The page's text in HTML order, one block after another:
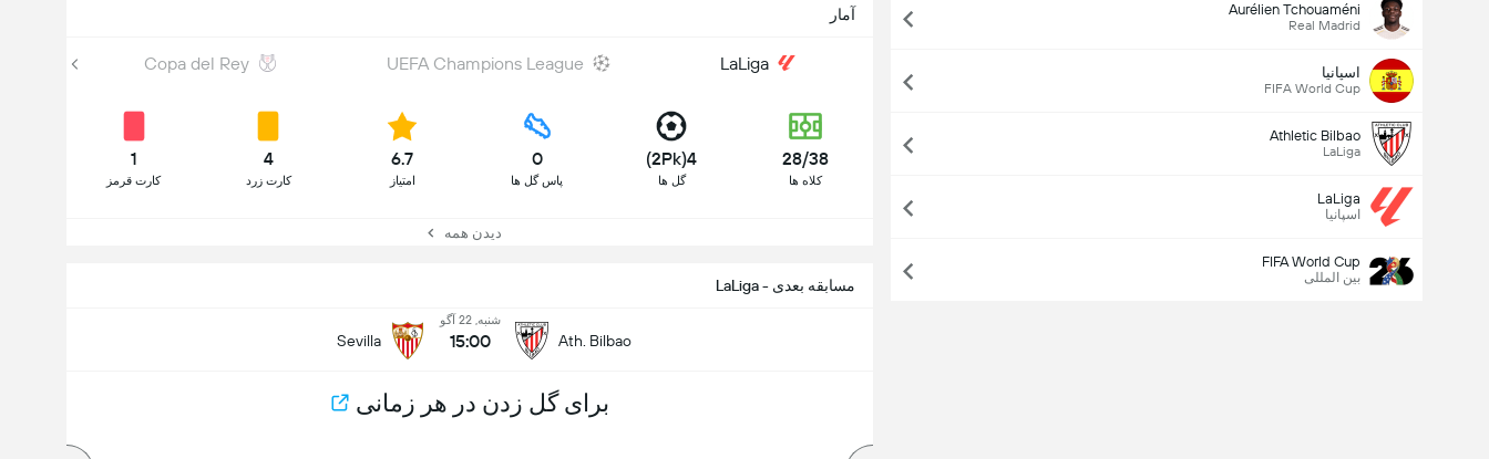
Aurélien Tchouaméni
Real Madrid
اسپانیا
FIFA World Cup
Athletic Bilbao
LaLiga
LaLiga
اسپانیا
FIFA World Cup
بین المللی
آمار
LaLiga
UEFA Champions League
Copa del Rey
28/38
کلاه ها
4(2Pk)
گل ها
0
پاس گل ها
6.7
امتیاز
4
کارت زرد
1
کارت قرمز
دیدن همه
مسابقه بعدی - LaLiga
Ath. Bilbao
شنبه, 22 آگو
15:00
Sevilla
برای گل زدن در هر زمانی